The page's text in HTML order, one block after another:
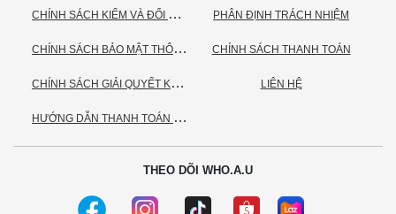
C
HÍNH SÁCH KIỂM VÀ ĐỔI TRẢ HÀNG
C
HÍNH SÁCH BẢO MẬT THÔNG TIN CÁ NHÂN
C
HÍNH SÁCH GIẢI QUYẾT KHIẾU NẠI
H
ƯỚNG DẪN THANH TOÁN VNPAY
PHÂN ĐỊNH TRÁCH NHIỆM
CHÍNH SÁCH THANH TOÁN
LIÊN HỆ
THEO DÕI WHO.A.U